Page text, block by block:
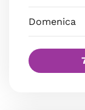
Domenica